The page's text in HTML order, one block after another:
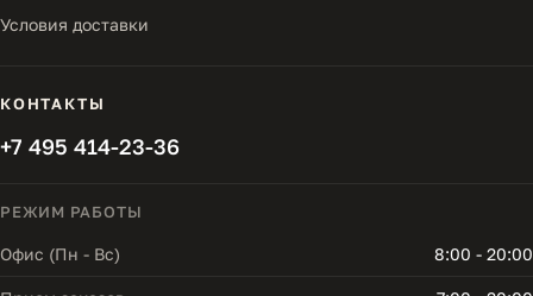
Условия доставки
КОНТАКТЫ
+7 495 414-23-36
РЕЖИМ РАБОТЫ
Офис (Пн - Вс) 8:00 - 20:00